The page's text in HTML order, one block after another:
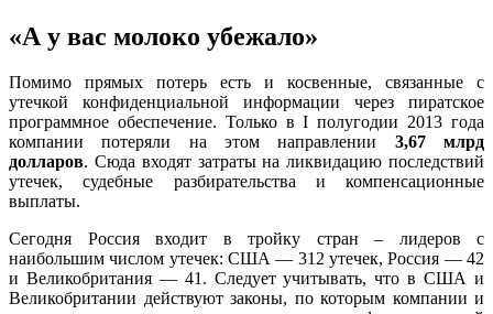
«А у вас молоко убежало»
Помимо прямых потерь есть и косвенные, связанные с
утечкой конфиденциальной информации через пиратское
программное обеспечение. Только в I полугодии 2013 года
компании потеряли на этом направлении 3,67 млрд
долларов. Сюда входят затраты на ликвидацию последствий
утечек, судебные разбирательства и компенсационные
выплаты.
Сегодня Россия входит в тройку стран – лидеров с
наибольшим числом утечек: США — 312 утечeк, Россия — 42
и Великобритания — 41. Следует учитывать, что в США и
Великобритании действуют законы, по которым компании и